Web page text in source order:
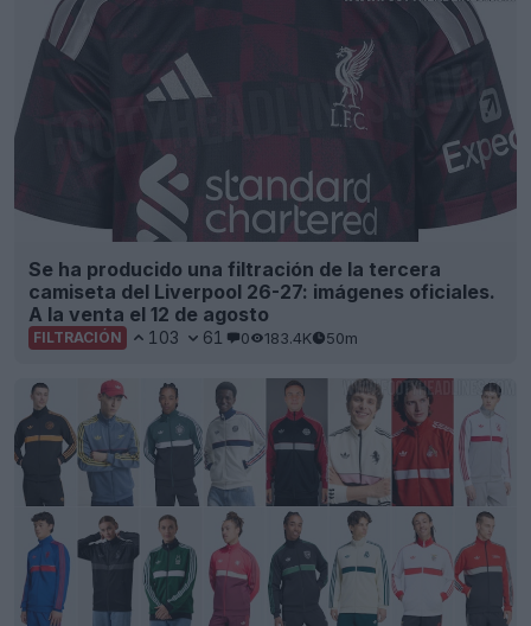
Se ha producido una filtración de la tercera
camiseta del Liverpool 26-27: imágenes oficiales.
A la venta el 12 de agosto
FILTRACIÓN 103 61 0 183.4K 50m